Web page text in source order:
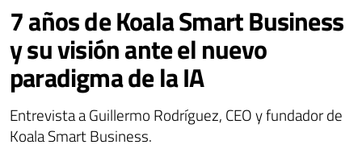
7 años de Koala Smart Business
y su visión ante el nuevo
paradigma de la IA
Entrevista a Guillermo Rodríguez, CEO y fundador de
Koala Smart Business.